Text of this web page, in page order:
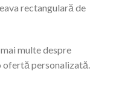
rectangulară de
multe despre
ofertă personalizată.